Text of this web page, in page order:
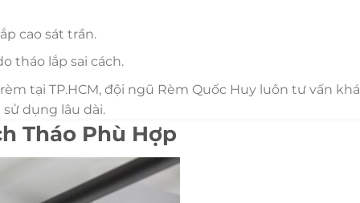
cao sát trần.
tháo lắp sai cách.
tại TP.HCM, đội ngũ Rèm Quốc Huy luôn tư vấn
dụng lâu dài.
Tháo Phù Hợp